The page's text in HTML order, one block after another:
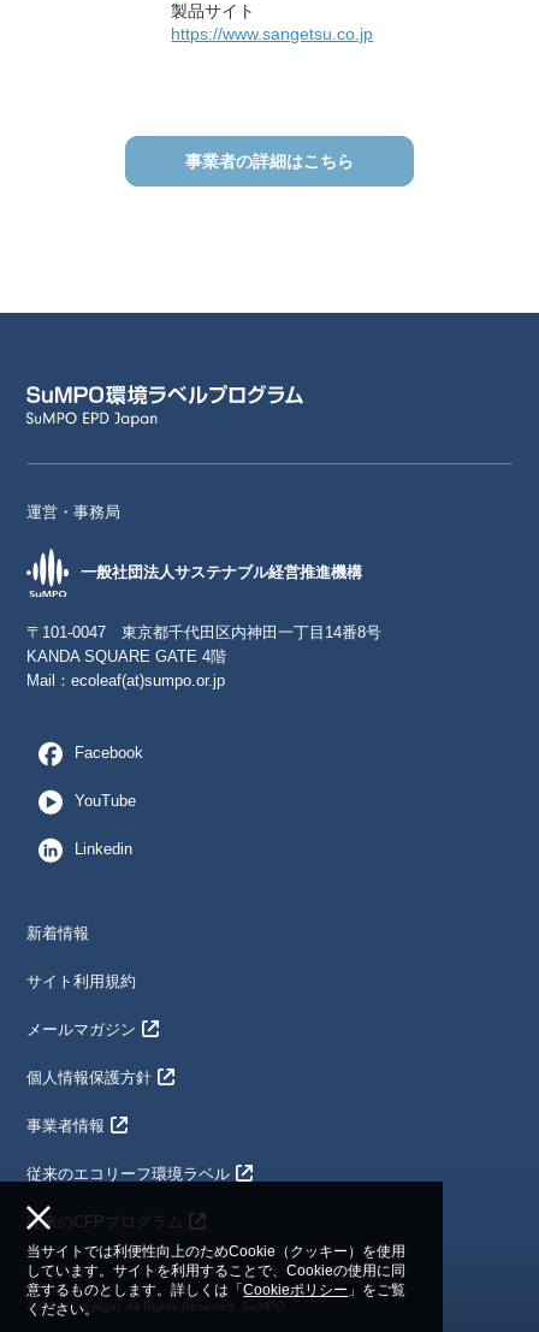
製品サイト
https://www.sangetsu.co.jp
事業者の詳細はこちら
運営・事務局
一般社団法人サステナブル経営推進機構
〒101-0047 東京都千代田区内神田一丁目14番8号
KANDA SQUARE GATE 4階
Mail：ecoleaf(at)sumpo.or.jp
Facebook
YouTube
Linkedin
新着情報
サイト利用規約
メールマガジン
個人情報保護方針
事業者情報
従来のエコリーフ環境ラベル
従来のCFPプログラム
©2024 Copyright. All Rights Reserved. SuMPO
当サイトでは利便性向上のためCookie（クッキー）を使用
しています。サイトを利用することで、Cookieの使用に同
意するものとします。詳しくは「Cookieポリシー 」をご覧
ください。